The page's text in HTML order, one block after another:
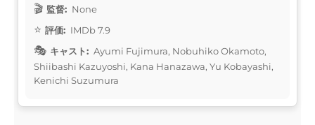
監督: None
評価: IMDb 7.9
キャスト: Ayumi Fujimura, Nobuhiko Okamoto,
Shiibashi Kazuyoshi, Kana Hanazawa, Yu Kobayashi,
Kenichi Suzumura